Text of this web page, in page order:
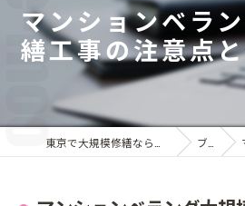
マンションベラ
繕工事の注意点
ブログ